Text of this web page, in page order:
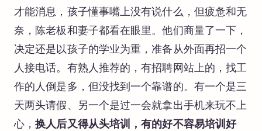
才能消息，孩子懂事嘴上没有说什么，但疲惫和无
奈，陈老板和妻子都看在眼里。他们商量了一下，
决定还是以孩子的学业为重，准备从外面再招一个
人接电话。有熟人推荐的，有招聘网站上的，找工
作的人倒是多，但没找到一个靠谱的。有一个是三
天两头请假、另一个是过一会就拿出手机来玩不上
心，换人后又得从头培训，有的好不容易培训好